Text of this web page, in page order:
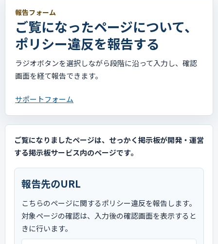
報告フォーム
ご覧になったページについて、
ポリシー違反を報告する
ラジオボタンを選択しながら段階に沿って入力し、確認
画面を経て報告できます。
サポートフォーム
ご覧になりましたページは、せっかく掲示板が開発・運営
する掲示板サービス内のページです。
報告先のURL
こちらのページに関するポリシー違反を報告します。
対象ページの確認は、入力後の確認画面を表示すると
きに行います。